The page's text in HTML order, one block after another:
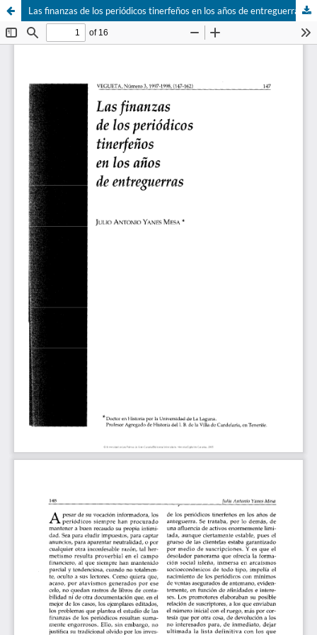
Las finanzas de los periódicos tinerfeños en los años de entreguerras, pp. 147-162